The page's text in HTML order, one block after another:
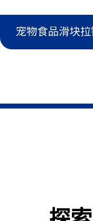
宠物食品滑块